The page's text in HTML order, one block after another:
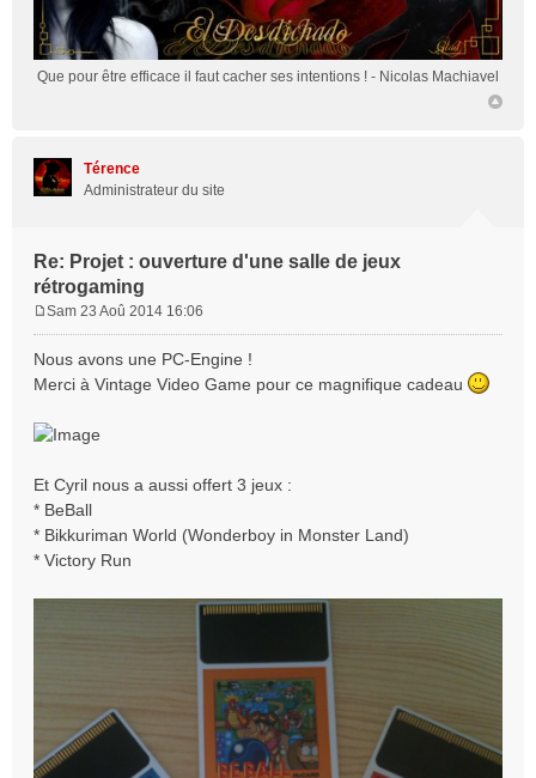
Que pour être efficace il faut cacher ses intentions ! - Nicolas Machiavel
Térence
Administrateur du site
Re: Projet : ouverture d'une salle de jeux
rétrogaming
s
s
g
Sam 23 Aoû 2014 16:06
Nous avons une PC-Engine !
Merci à Vintage Video Game pour ce magnifique cadeau
Et Cyril nous a aussi offert 3 jeux :
* BeBall
* Bikkuriman World (Wonderboy in Monster Land)
* Victory Run